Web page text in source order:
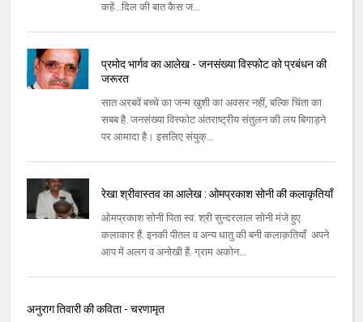
कहें...दिल की बात कैस ज...
प्रमोद भार्गव का आलेख - जनसंख्‍या विस्‍फोट को प्रबंधन की
जरूरत
सात अरबवें बच्‍चे का जन्‍म खुशी का अवसर नहीं, बल्कि चिंता का
सबब है. जनसंख्‍या विस्‍फोट अंतराष्‍ट्रीय संतुलन की लय बिगाड़ने
पर आमादा है। इसलिए संयुक्...
रेखा श्रीवास्तव का आलेख : ओमप्रकाश सोनी की कलाकृतियाँ
ओमप्रकाश सोनी पिता स्व. श्री सुन्दरलाल सोनी मंजे हुए
कलाकार हैं. इनकी पीतल व अन्य धातु की बनी कलाक़तियाँ अपने
आप में अलग व अनोखी हैं. ग्राम अकोन...
अनुराग तिवारी की कविता - चरणामृत